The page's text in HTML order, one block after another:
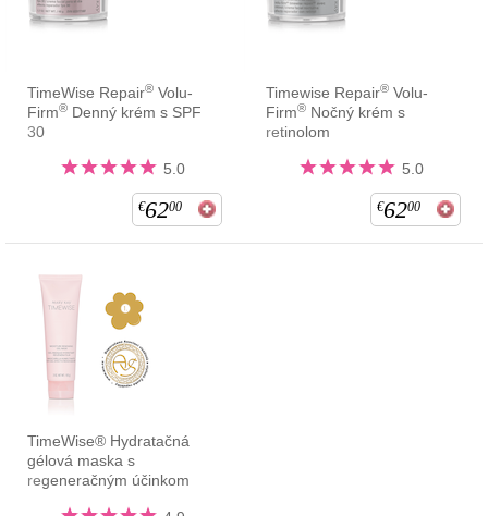
TimeWise Repair® Volu-
Firm® Denný krém s SPF
30
5.0
€6200
Timewise Repair® Volu-
Firm® Nočný krém s
retinolom
5.0
€6200
TimeWise® Hydratačná
gélová maska s
regeneračným účinkom